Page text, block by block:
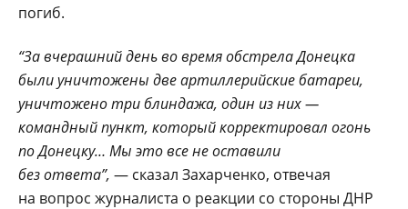
погиб.
“За вчерашний день во время обстрела Донецка
были уничтожены две артиллерийские батареи,
уничтожено три блиндажа, один из них —
командный пункт, который корректировал огонь
по Донецку… Мы это все не оставили
без ответа”, — сказал Захарченко, отвечая
на вопрос журналиста о реакции со стороны ДНР